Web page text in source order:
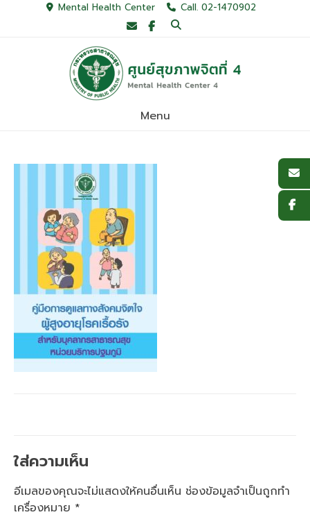
Mental Health Center Call. 02-1470902
Menu
ใส่ความเห็น
อีเมลของคุณจะไม่แสดงให้คนอื่นเห็น ช่องข้อมูลจำเป็นถูกทำ
เครื่องหมาย *